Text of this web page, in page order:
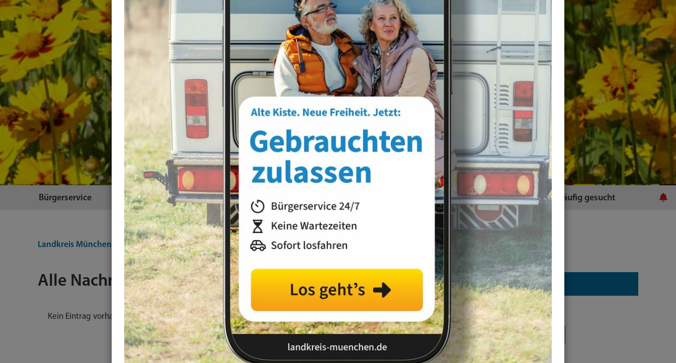
Bürgerservice Themen Landratsamt Häufig gesucht
Landkreis München Nachrichten
Alle Nachrichten
Kein Eintrag vorhanden.
Kategorie
Alle Kategorien Amtsblatt
Arbeit / Gewerbe / Jobcenter
Ausländerrecht & Integration